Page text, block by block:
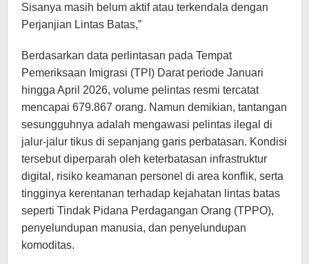
Sisanya masih belum aktif atau terkendala dengan
Perjanjian Lintas Batas,”
Berdasarkan data perlintasan pada Tempat
Pemeriksaan Imigrasi (TPI) Darat periode Januari
hingga April 2026, volume pelintas resmi tercatat
mencapai 679.867 orang. Namun demikian, tantangan
sesungguhnya adalah mengawasi pelintas ilegal di
jalur-jalur tikus di sepanjang garis perbatasan. Kondisi
tersebut diperparah oleh keterbatasan infrastruktur
digital, risiko keamanan personel di area konflik, serta
tingginya kerentanan terhadap kejahatan lintas batas
seperti Tindak Pidana Perdagangan Orang (TPPO),
penyelundupan manusia, dan penyelundupan
komoditas.